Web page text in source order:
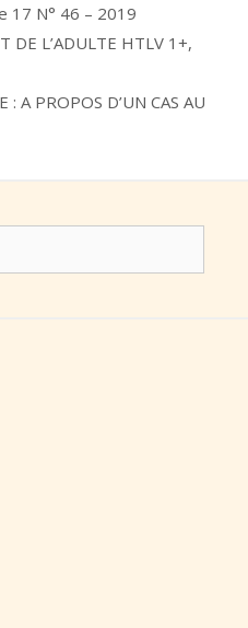
17 N° 46 – 2019
DE L’ADULTE HTLV 1+,
: A PROPOS D’UN CAS AU